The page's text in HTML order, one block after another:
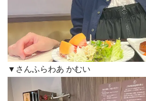
▼さんふらわあ かむい